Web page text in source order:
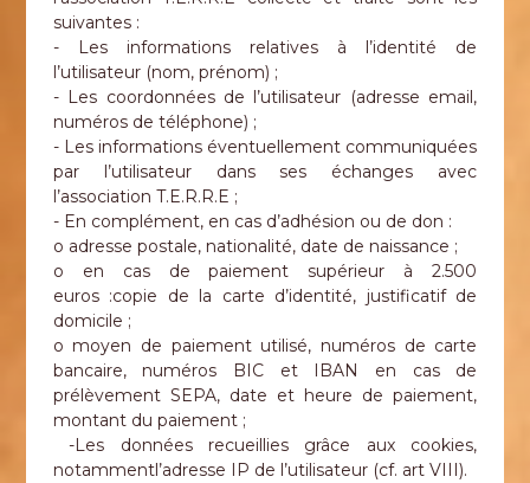
suivantes :
- Les informations relatives à l’identité de
l’utilisateur (nom, prénom) ;
- Les coordonnées de l’utilisateur (adresse email,
numéros de téléphone) ;
- Les informations éventuellement communiquées
par l’utilisateur dans ses échanges avec
l’association T.E.R.R.E ;
- En complément, en cas d’adhésion ou de don :
o adresse postale, nationalité, date de naissance ;
o en cas de paiement supérieur à 2.500
euros :copie de la carte d’identité, justificatif de
domicile ;
o moyen de paiement utilisé, numéros de carte
bancaire, numéros BIC et IBAN en cas de
prélèvement SEPA, date et heure de paiement,
montant du paiement ;
‍ -Les données recueillies grâce aux cookies,
notammentl’adresse IP de l’utilisateur (cf. art VIII).